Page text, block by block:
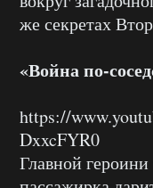
же секретах
«Война по-
https://
DxxcFYR0
Главной